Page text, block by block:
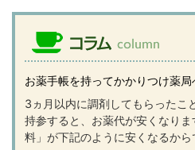
お薬手帳を持ってかかりつけ薬局
3ヵ月以内に調剤してもらったこ
持参すると、お薬代が安くなり
料」が下記のように安くなるから